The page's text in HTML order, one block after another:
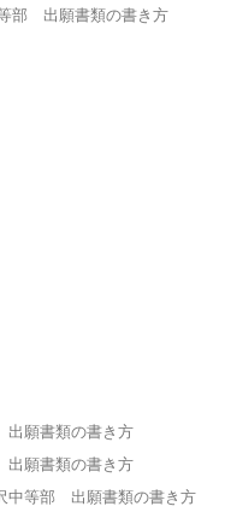
部 出願書類の書き方
願書類の書き方
願書類の書き方
中等部 出願書類の書き方